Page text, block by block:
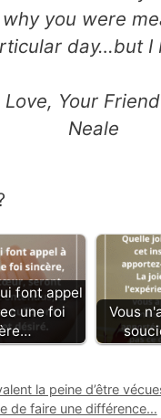
why you were
day…but I
Love, Your
Neale
font appel
une foi
Vous
la peine d’être
de faire une différence…